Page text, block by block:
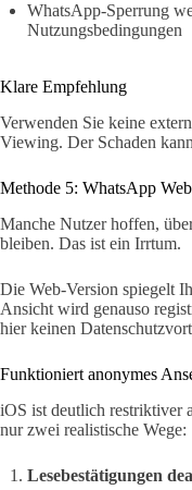
WhatsApp-Sperrung
Nutzungsbedingungen
Klare Empfehlung
Verwenden Sie keine
Viewing. Der Schaden
Methode 5: WhatsApp
Manche Nutzer hoffen,
bleiben. Das ist ein Irrtum.
Die Web-Version spiegelt
Ansicht wird genauso
hier keinen
Funktioniert anonymes
iOS ist deutlich restriktiver
nur zwei realistische Wege:
Lesebestätigungen